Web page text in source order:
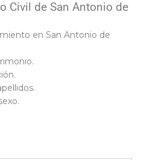
Civil de San Antonio de
en San Antonio de